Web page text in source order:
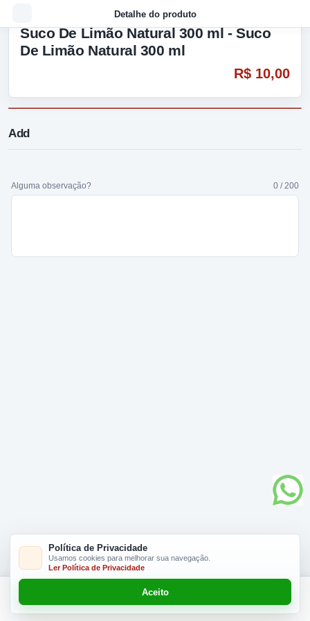
Detalhe do produto
Suco De Limão Natural 300 ml - Suco
De Limão Natural 300 ml
R$ 10,00
Adicionar R$ 10,00
Add
Alguma observação? 0 / 200
Política de Privacidade
Usamos cookies para melhorar sua navegação.
Ler Política de Privacidade
Aceito